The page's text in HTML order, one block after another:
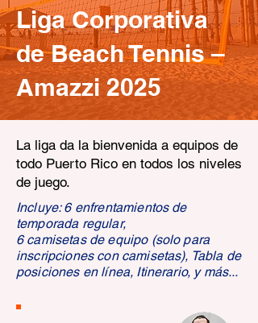
Liga Corporativa
de Beach Tennis –
Amazzi 2025
La liga da la bienvenida a equipos de
todo Puerto Rico en todos los niveles
de juego.
Incluye: 6 enfrentamientos de
temporada regular,
6 camisetas de equipo (solo para
inscripciones con camisetas), Tabla de
posiciones en línea, Itinerario, y más...